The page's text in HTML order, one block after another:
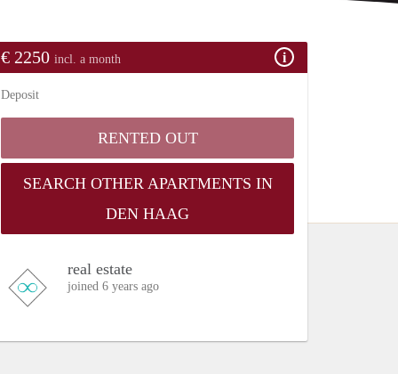
€ 2250 incl. a month
Deposit
RENTED OUT
SEARCH OTHER APARTMENTS IN
DEN HAAG
real estate
joined 6 years ago